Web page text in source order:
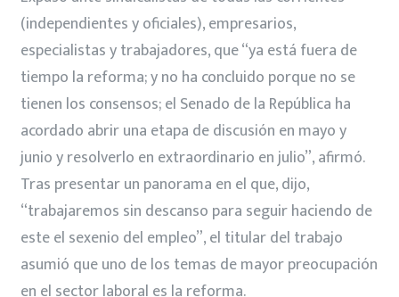
(independientes y oficiales), empresarios,
especialistas y trabajadores, que “ya está fuera de
tiempo la reforma; y no ha concluido porque no se
tienen los consensos; el Senado de la República ha
acordado abrir una etapa de discusión en mayo y
junio y resolverlo en extraordinario en julio”, afirmó.
Tras presentar un panorama en el que, dijo,
“trabajaremos sin descanso para seguir haciendo de
este el sexenio del empleo”, el titular del trabajo
asumió que uno de los temas de mayor preocupación
en el sector laboral es la reforma.